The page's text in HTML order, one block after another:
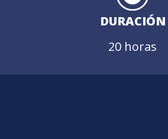
DURACIÓN
20 horas